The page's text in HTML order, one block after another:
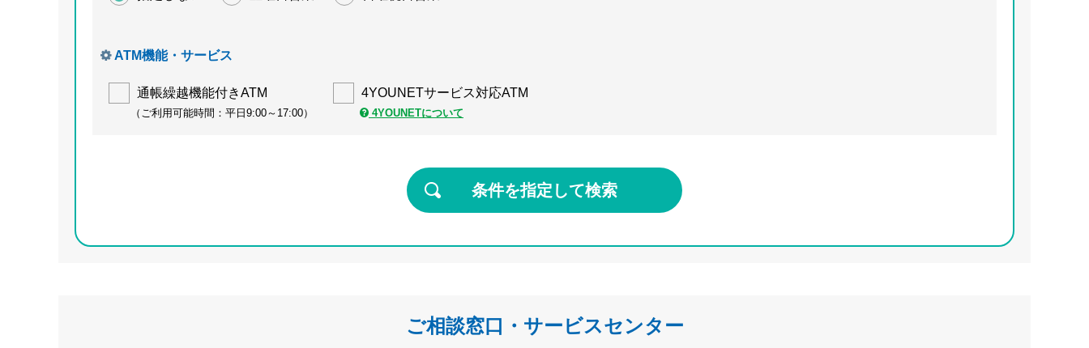
ATM機能・サービス
通帳繰越機能付きATM
（ご利用可能時間：平日9:00～17:00）
4YOUNETサービス対応ATM
4YOUNETについて
条件を指定して検索
ご相談窓口・サービスセンター